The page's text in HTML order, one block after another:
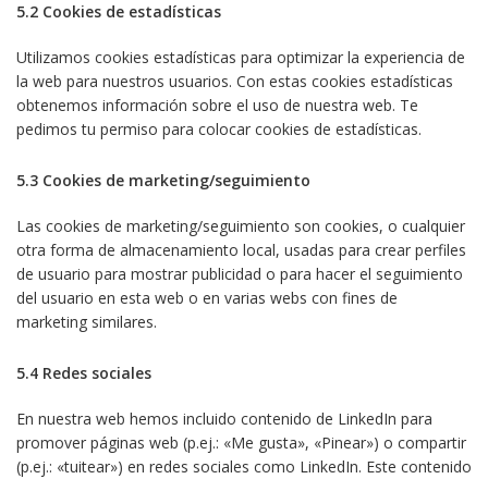
5.2 Cookies de estadísticas
Utilizamos cookies estadísticas para optimizar la experiencia de
la web para nuestros usuarios. Con estas cookies estadísticas
obtenemos información sobre el uso de nuestra web. Te
pedimos tu permiso para colocar cookies de estadísticas.
5.3 Cookies de marketing/seguimiento
Las cookies de marketing/seguimiento son cookies, o cualquier
otra forma de almacenamiento local, usadas para crear perfiles
de usuario para mostrar publicidad o para hacer el seguimiento
del usuario en esta web o en varias webs con fines de
marketing similares.
5.4 Redes sociales
En nuestra web hemos incluido contenido de LinkedIn para
promover páginas web (p.ej.: «Me gusta», «Pinear») o compartir
(p.ej.: «tuitear») en redes sociales como LinkedIn. Este contenido